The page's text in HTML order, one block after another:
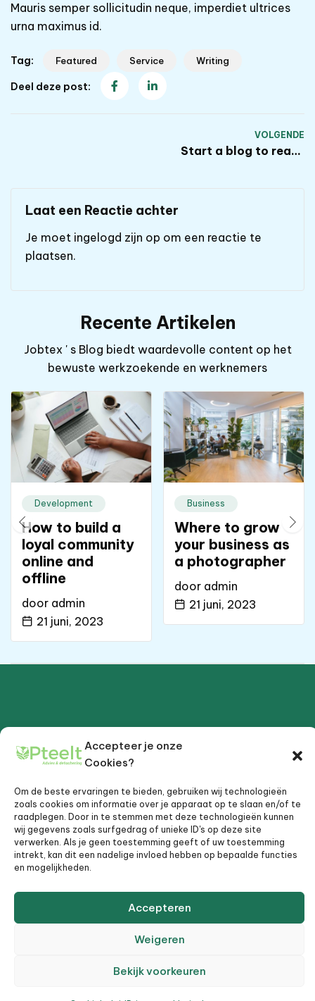
Accepteer je onze
Cookies?
Om de beste ervaringen te bieden, gebruiken wij technologieën
zoals cookies om informatie over je apparaat op te slaan en/of te
raadplegen. Door in te stemmen met deze technologieën kunnen
wij gegevens zoals surfgedrag of unieke ID's op deze site
verwerken. Als je geen toestemming geeft of uw toestemming
intrekt, kan dit een nadelige invloed hebben op bepaalde functies
en mogelijkheden.
Accepteren
Weigeren
Bekijk voorkeuren
Mauris semper sollicitudin neque, imperdiet ultrices
urna maximus id.
Tag: Featured Service Writing
Deel deze post:
VOLGENDE
Start a blog to reach
Laat een Reactie achter
Je moet ingelogd zijn op om een reactie te
plaatsen.
Recente Artikelen
Jobtex ' s Blog biedt waardevolle content op het
bewuste werkzoekende en werknemers
Development
How to build a
loyal community
online and
offline
door admin
21 juni, 2023
Business
Where to grow
your business as
a photographer
door admin
21 juni, 2023
Muijeveld 87, 3645VJ Vinkeveen
©2023 Rocquteers digital agency